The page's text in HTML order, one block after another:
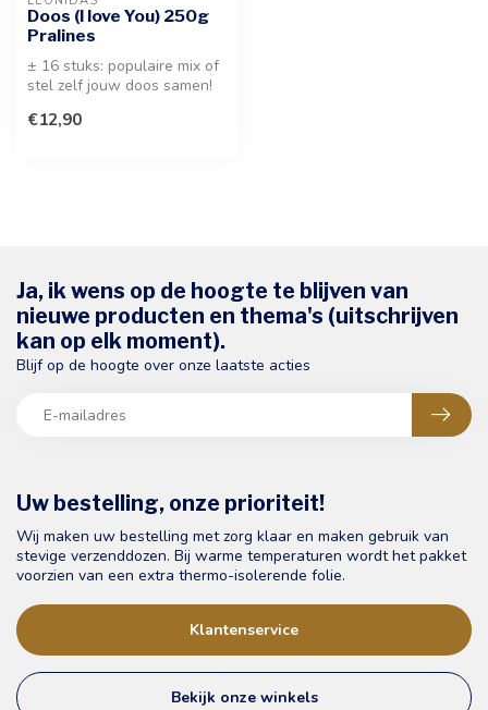
Doos (I love You) 250g
Pralines
± 16 stuks: populaire mix of
stel zelf jouw doos samen!
€12,90
Uw bestelling, onze prioriteit!
Wij maken uw bestelling met zorg klaar en maken gebruik van
stevige verzenddozen. Bij warme temperaturen wordt het pakket
voorzien van een extra thermo-isolerende folie.
Klantenservice
Bekijk onze winkels
Ja, ik wens op de hoogte te blijven van
nieuwe producten en thema's (uitschrijven
kan op elk moment).
Blijf op de hoogte over onze laatste acties